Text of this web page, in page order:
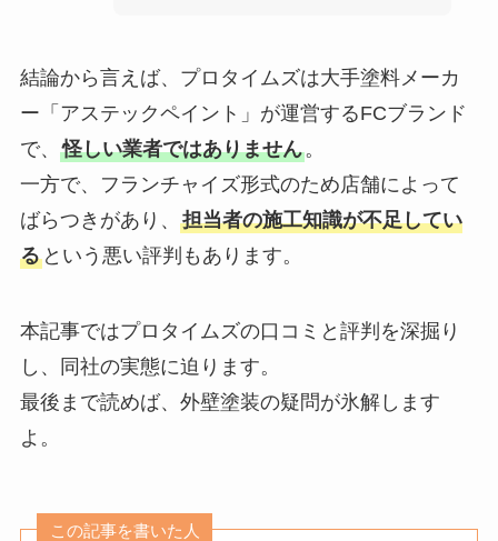
結論から言えば、プロタイムズは大手塗料メーカ
ー「アステックペイント」が運営するFCブランド
で、 怪しい業者ではありません。
一方で、フランチャイズ形式のため店舗によって
ばらつきがあり、 担当者の施工知識が不足してい
るという悪い評判もあります。
本記事ではプロタイムズの口コミと評判を深掘り
し、同社の実態に迫ります。
最後まで読めば、外壁塗装の疑問が氷解します
よ。
この記事を書いた人